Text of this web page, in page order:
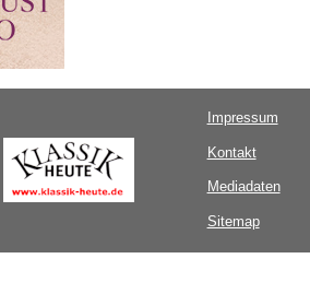
Impressum
Kontakt
Mediadaten
Sitemap